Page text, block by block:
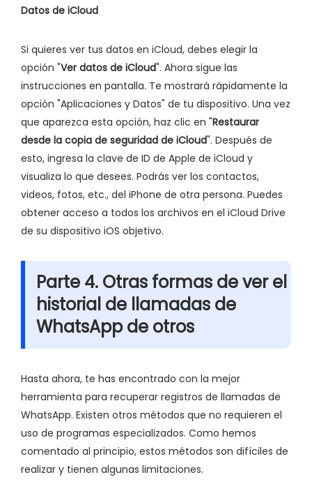
Datos de iCloud
Si quieres ver tus datos en iCloud, debes elegir la
opción "Ver datos de iCloud". Ahora sigue las
instrucciones en pantalla. Te mostrará rápidamente la
opción "Aplicaciones y Datos" de tu dispositivo. Una vez
que aparezca esta opción, haz clic en "Restaurar
desde la copia de seguridad de iCloud". Después de
esto, ingresa la clave de ID de Apple de iCloud y
visualiza lo que desees. Podrás ver los contactos,
videos, fotos, etc., del iPhone de otra persona. Puedes
obtener acceso a todos los archivos en el iCloud Drive
de su dispositivo iOS objetivo.
Parte 4. Otras formas de ver el
historial de llamadas de
WhatsApp de otros
Hasta ahora, te has encontrado con la mejor
herramienta para recuperar registros de llamadas de
WhatsApp. Existen otros métodos que no requieren el
uso de programas especializados. Como hemos
comentado al principio, estos métodos son difíciles de
realizar y tienen algunas limitaciones.